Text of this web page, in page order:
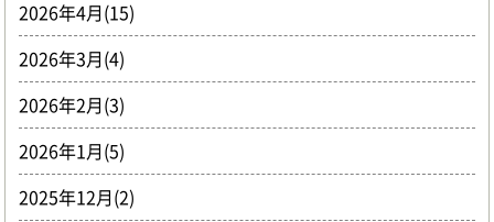
2026年4月(15)
2026年3月(4)
2026年2月(3)
2026年1月(5)
2025年12月(2)